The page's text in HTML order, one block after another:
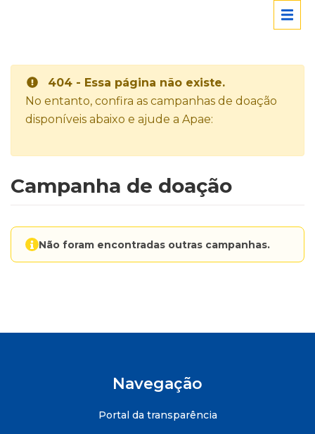
404 - Essa página não existe.
No entanto, confira as campanhas de doação
disponíveis abaixo e ajude a Apae:
Campanha de doação
Não foram encontradas outras campanhas.
Navegação
Portal da transparência